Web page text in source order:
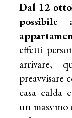
Dal 12
possibile
effetti
arrivare,
preavvisare
casa calda
un